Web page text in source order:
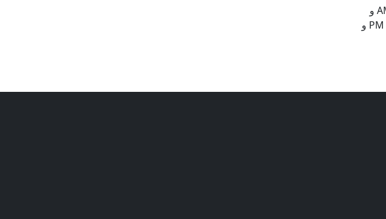
يحين موعد أذان الفجر في وافر ، بلجيكا الساعة 03:49 AM و شروق الشمس الساعة 06:19 AM و
أذان الظهر الساعة 01:47 PM و أذان العصر الساعة 05:52 PM و أذان المغرب الساعة 09:15 PM و